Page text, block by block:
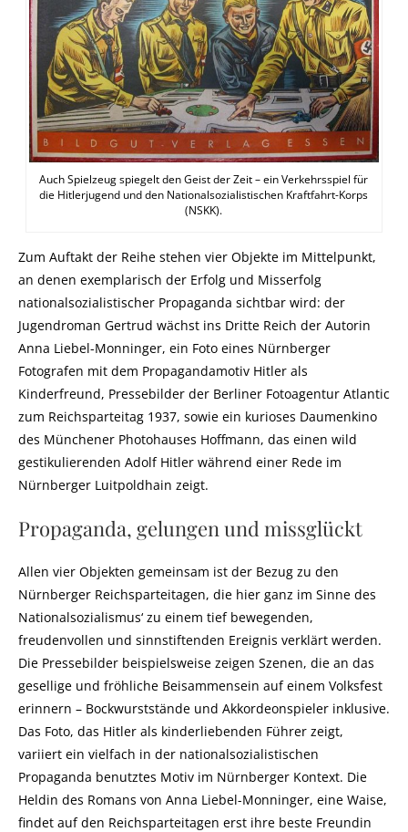
Auch Spielzeug spiegelt den Geist der Zeit – ein Verkehrsspiel für
die Hitlerjugend und den Nationalsozialistischen Kraftfahrt-Korps
(NSKK).
Zum Auftakt der Reihe stehen vier Objekte im Mittelpunkt,
an denen exemplarisch der Erfolg und Misserfolg
nationalsozialistischer Propaganda sichtbar wird: der
Jugendroman Gertrud wächst ins Dritte Reich der Autorin
Anna Liebel-Monninger, ein Foto eines Nürnberger
Fotografen mit dem Propagandamotiv Hitler als
Kinderfreund, Pressebilder der Berliner Fotoagentur Atlantic
zum Reichsparteitag 1937, sowie ein kurioses Daumenkino
des Münchener Photohauses Hoffmann, das einen wild
gestikulierenden Adolf Hitler während einer Rede im
Nürnberger Luitpoldhain zeigt.
Propaganda, gelungen und missglückt
Allen vier Objekten gemeinsam ist der Bezug zu den
Nürnberger Reichsparteitagen, die hier ganz im Sinne des
Nationalsozialismus‘ zu einem tief bewegenden,
freudenvollen und sinnstiftenden Ereignis verklärt werden.
Die Pressebilder beispielsweise zeigen Szenen, die an das
gesellige und fröhliche Beisammensein auf einem Volksfest
erinnern – Bockwurststände und Akkordeonspieler inklusive.
Das Foto, das Hitler als kinderliebenden Führer zeigt,
variiert ein vielfach in der nationalsozialistischen
Propaganda benutztes Motiv im Nürnberger Kontext. Die
Heldin des Romans von Anna Liebel-Monninger, eine Waise,
findet auf den Reichsparteitagen erst ihre beste Freundin